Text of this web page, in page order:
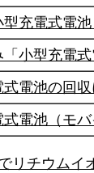
充電式電
小型充電
電池の回
電池（モ
リチウムイ